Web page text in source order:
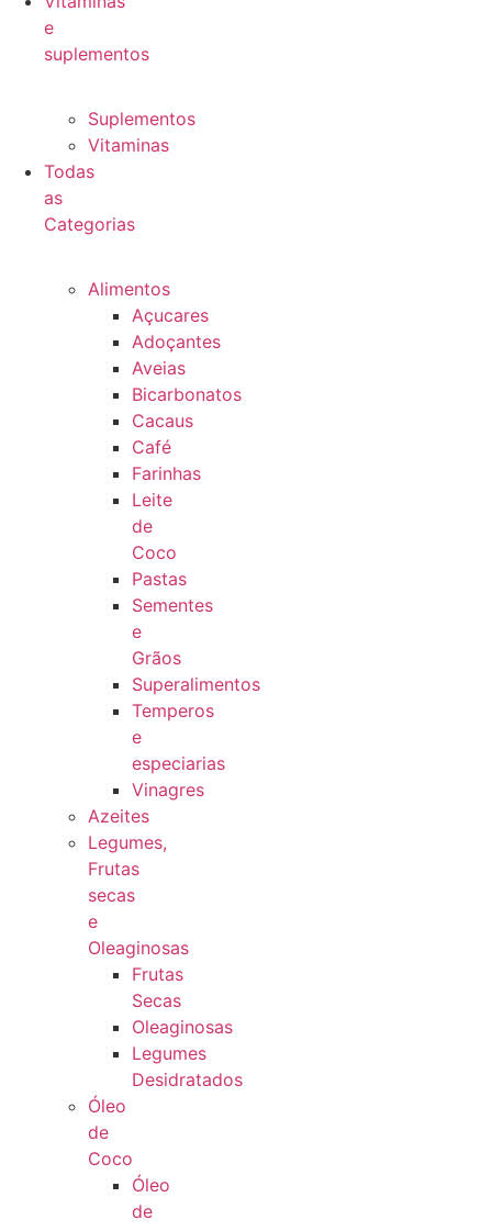
e
suplementos
Suplementos
Vitaminas
Todas
as
Categorias
Alimentos
Açucares
Adoçantes
Aveias
Bicarbonatos
Cacaus
Café
Farinhas
Leite
de
Coco
Pastas
Sementes
e
Grãos
Superalimentos
Temperos
e
especiarias
Vinagres
Azeites
Legumes,
Frutas
secas
e
Oleaginosas
Frutas
Secas
Oleaginosas
Legumes
Desidratados
Óleo
de
Coco
Óleo
de